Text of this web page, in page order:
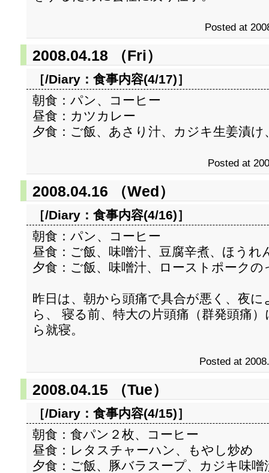
Posted at
2008.04.18 （Fri）
［/Diary： 食事内容(4/17)］
朝食：パン、コーヒー
昼食：カツカレー
夕食：ご飯、あさり汁、カジキ生姜漬け
Posted at
2008.04.16 （Wed）
［/Diary： 食事内容(4/16)］
朝食：パン、コーヒー
昼食：ご飯、味噌汁、豆腐辛煮、ほうれ
夕食：ご飯、味噌汁、ローストポークの
昨日は、朝から頭痛で具合が悪く、夜
ら、 寝る前、特大の片頭痛（群発頭痛
ら就寝。
Posted at
2008.04.15 （Tue）
［/Diary： 食事内容(4/15)］
朝食：食パン２枚、コーヒー
昼食：レタスチャーハン、もやし炒め
夕食：ご飯、豚バラスープ、カジキ味